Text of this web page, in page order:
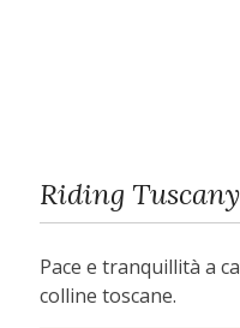
Riding Tuscany
Pace e tranquillità a
colline toscane.